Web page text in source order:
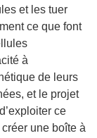
et les tuer
ce que font
à
de leurs
et le projet
ce
une boîte à